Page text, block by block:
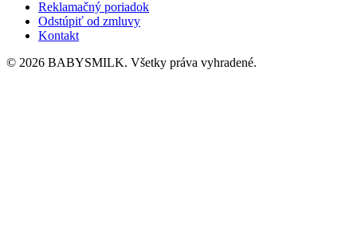
Reklamačný poriadok
Odstúpiť od zmluvy
Kontakt
© 2026 BABYSMILK. Všetky práva vyhradené.